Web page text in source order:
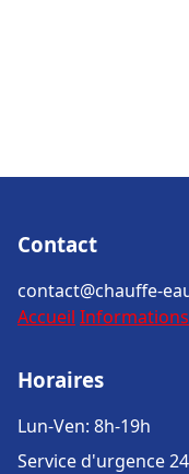
Contact
contact@chauffe-
Accueil Informations
Horaires
Lun-Ven: 8h-19h
Service d'urgence